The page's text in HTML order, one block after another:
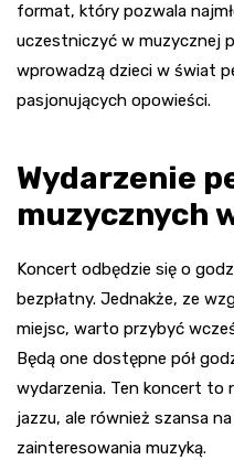
format, który pozwala
uczestniczyć w muzycznej
wprowadzą dzieci w świat
pasjonujących opowieści.
Wydarzenie
muzycznych
Koncert odbędzie się o
bezpłatny. Jednakże, ze
miejsc, warto przybyć
Będą one dostępne pół
wydarzenia. Ten koncert to
jazzu, ale również szansa
zainteresowania muzyką.